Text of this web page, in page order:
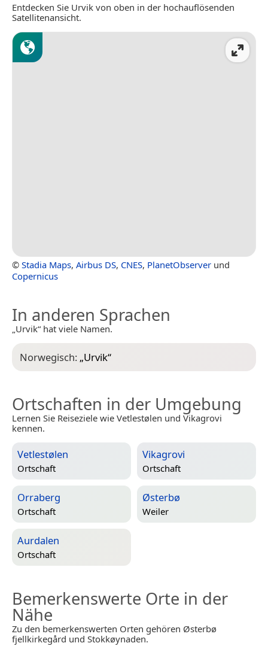
Entdecken Sie Urvik von oben in der hochauflösenden
Satellitenansicht.
© Stadia Maps, Airbus DS, CNES, PlanetObserver und
Copernicus
In anderen Sprachen
„Urvik“ hat viele Namen.
Norwegisch: „Urvik“
Ortschaften in der Umgebung
Lernen Sie Reiseziele wie Vetlestølen und Vikagrovi
kennen.
Vetlestølen
Ortschaft
Vikagrovi
Ortschaft
Orraberg
Ortschaft
Østerbø
Weiler
Aurdalen
Ortschaft
Bemerkenswerte Orte in der
Nähe
Zu den bemerkenswerten Orten gehören Østerbø
fjellkirkegård und Stokkøynaden.